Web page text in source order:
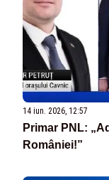
14 iun. 2026, 12:57
Primar PNL:
României!”